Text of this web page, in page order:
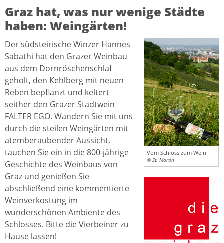
Graz hat, was nur wenige Städte
haben: Weingärten!
Vom Schloss zum Wein
© St. Martin
Der südsteirische Winzer Hannes
Sabathi hat den Grazer Weinbau
aus dem Dornröschenschlaf
geholt, den Kehlberg mit neuen
Reben bepflanzt und keltert
seither den Grazer Stadtwein
FALTER EGO. Wandern Sie mit uns
durch die steilen Weingärten mit
atemberaubender Aussicht,
tauchen Sie ein in die 800-jährige
Geschichte des Weinbaus von
Graz und genießen Sie
abschließend eine kommentierte
Weinverkostung im
wunderschönen Ambiente des
Schlosses. Bitte die Vierbeiner zu
Hause lassen!